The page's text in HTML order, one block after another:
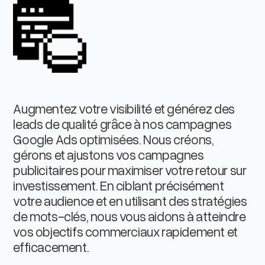
Augmentez votre visibilité et générez des
leads de qualité grâce à nos campagnes
Google Ads optimisées. Nous créons,
gérons et ajustons vos campagnes
publicitaires pour maximiser votre retour sur
investissement. En ciblant précisément
votre audience et en utilisant des stratégies
de mots-clés, nous vous aidons à atteindre
vos objectifs commerciaux rapidement et
efficacement.